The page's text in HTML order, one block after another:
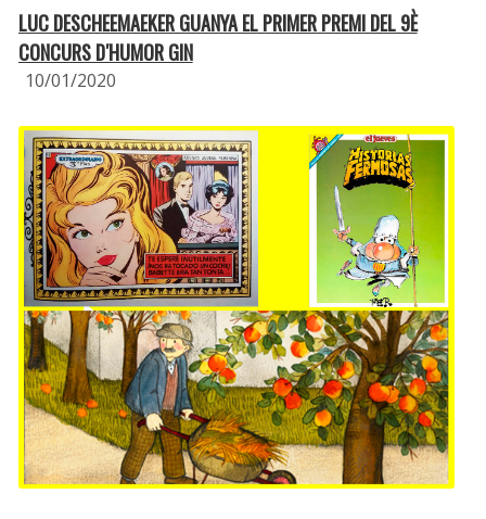
LUC DESCHEEMAEKER GUANYA EL PRIMER PREMI DEL 9È
CONCURS D′HUMOR GIN
10/01/2020